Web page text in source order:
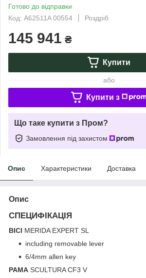
Готово до відправки
Код: A62511A 00554
Роздріб
145 941 ₴
Купити
або
Купити з
Що таке купити з Пром?
Замовлення під захистом
Опис Характеристики Доставка
Опис
СПЕЦИФІКАЦІЯ
ВІСІ MERIDA EXPERT SL
including removable lever
6/4mm allen key
РАМА SCULTURA CF3 V